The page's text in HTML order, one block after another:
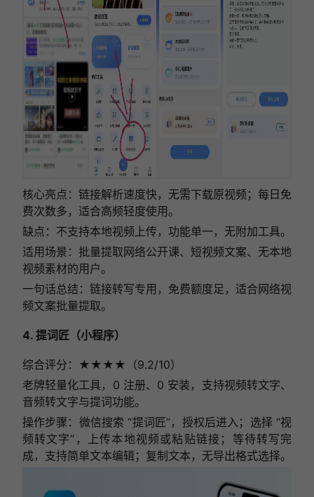
核心亮点：链接解析速度快，无需下载原视频；每日免
费次数多，适合高频轻度使用。
缺点：不支持本地视频上传，功能单一，无附加工具。
适用场景：批量提取网络公开课、短视频文案、无本地
视频素材的用户。
一句话总结：链接转写专用，免费额度足，适合网络视
频文案批量提取。
4. 提词匠（小程序）
综合评分：★★★★（9.2/10）
老牌轻量化工具，0 注册、0 安装，支持视频转文字、
音频转文字与提词功能。
操作步骤：微信搜索 “提词匠”，授权后进入；选择 “视
频转文字”，上传本地视频或粘贴链接；等待转写完
成，支持简单文本编辑；复制文本，无导出格式选择。